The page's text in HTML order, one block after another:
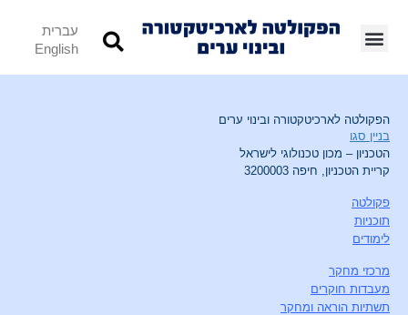
עברית
English
הפקולטה לארכיטקטורה ובינוי ערים
בניין סגו
הטכניון – מכון טכנולוגי לישראל
קריית הטכניון, חיפה 3200003
פקולטה
תוכניות
לימודים
מרכזי מחקר
מעבדות חוקרים
תשתיות הוראה ומחקר